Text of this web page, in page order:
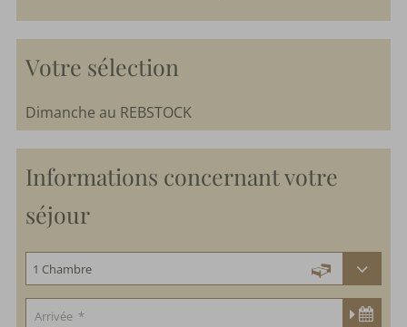
du
Rebstock
Dernière
Offres
parkSPA
Délices
&
Fêtes
Votre sélection
Dimanche au REBSTOCK
Informations concernant votre
séjour